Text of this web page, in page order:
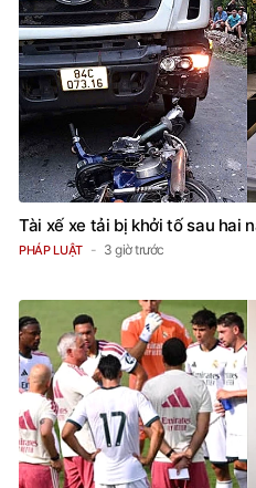
Tài xế xe tải bị khởi tố sau hai
PHÁP LUẬT 3 giờ trước